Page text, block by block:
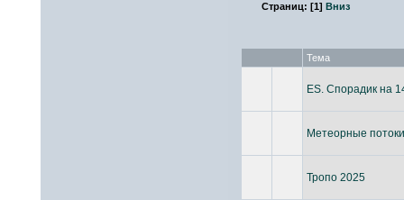
Страниц: [1] Вниз
Тема
ES. Спорадик на
Метеорные
Тропо 2025